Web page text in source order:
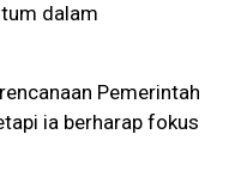
dalam
Pemerintah
ia berharap fokus